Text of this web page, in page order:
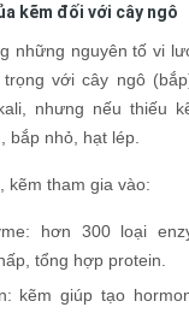
kẽm đối với cây ngô
những nguyên tố vi
với cây ngô
nhưng nếu thiếu
bắp nhỏ, hạt lép.
kẽm tham gia vào:
hơn 300 loại
tổng hợp protein.
kẽm giúp tạo